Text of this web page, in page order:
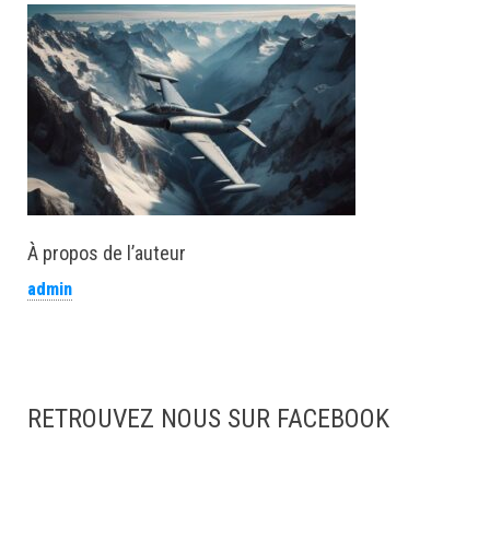
À propos de l’auteur
admin
RETROUVEZ NOUS SUR FACEBOOK